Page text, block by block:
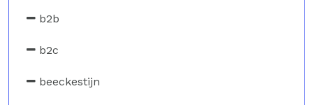
b2b
b2c
beeckestijn